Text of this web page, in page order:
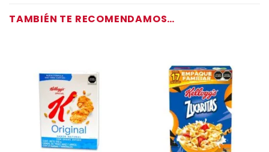
TAMBIÉN TE RECOMENDAMOS…